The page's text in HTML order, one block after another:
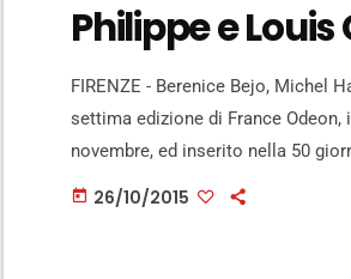
Philippe e
FIRENZE - Berenice Bejo, Michel
settima edizione di France
novembre, ed inserito nella 50
film di cui 11 anteprime nazionali
today 26/10/2015